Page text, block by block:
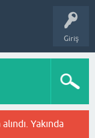
Giriş
Yakında